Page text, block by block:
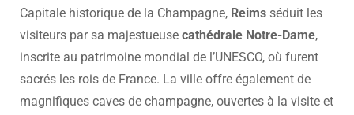
Capitale historique de la Champagne, Reims séduit les
visiteurs par sa majestueuse cathédrale Notre-Dame,
inscrite au patrimoine mondial de l’UNESCO, où furent
sacrés les rois de France. La ville offre également de
magnifiques caves de champagne, ouvertes à la visite et